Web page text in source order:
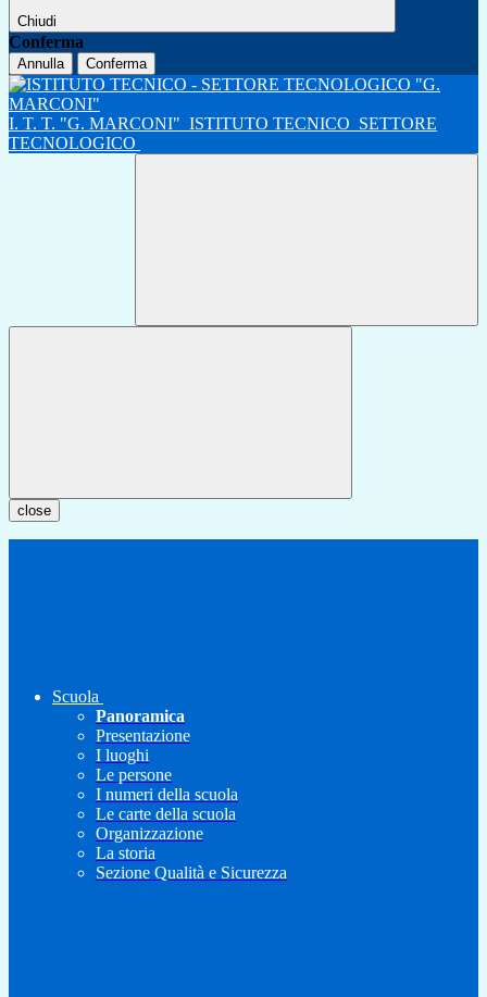
Chiudi
Conferma
Annulla Conferma
I. T. T. "G. MARCONI" ISTITUTO TECNICO SETTORE
TECNOLOGICO
close
Scuola
Panoramica
Presentazione
I luoghi
Le persone
I numeri della scuola
Le carte della scuola
Organizzazione
La storia
Sezione Qualità e Sicurezza